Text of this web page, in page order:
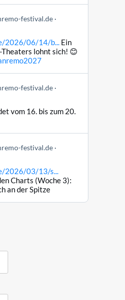
festival.de
2026/06/14/b...Ein
lohnt sich! 😊
festival.de
vom 16. bis zum 20.
festival.de
2026/03/13/s...
Charts (Woche 3):
an der Spitze